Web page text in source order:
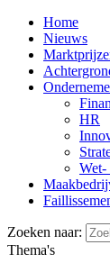
Home
Nieuws
HR
Wet-
Zoeken naar:
Thema's